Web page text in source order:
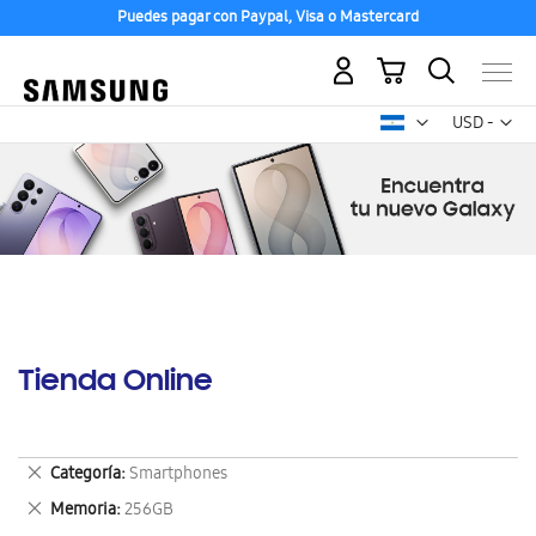
Puedes pagar con Paypal, Visa o Mastercard
USD -
dólar
Mi carrito
Tienda Online
Categoría Smartphones
Eliminar
este
artículo
Memoria 256GB
Eliminar